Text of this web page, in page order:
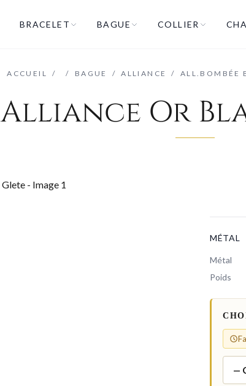
BRACELET BAGUE COLLIER
ACCUEIL / / BAGUE / ALLIANCE / ALL.BOMBÉE
Alliance Or
MÉTAL
Métal
Poids